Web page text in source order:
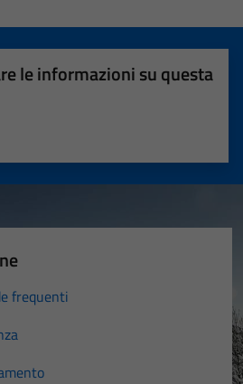
le informazioni su questa
stelle su 5
su 5
5
frequenti